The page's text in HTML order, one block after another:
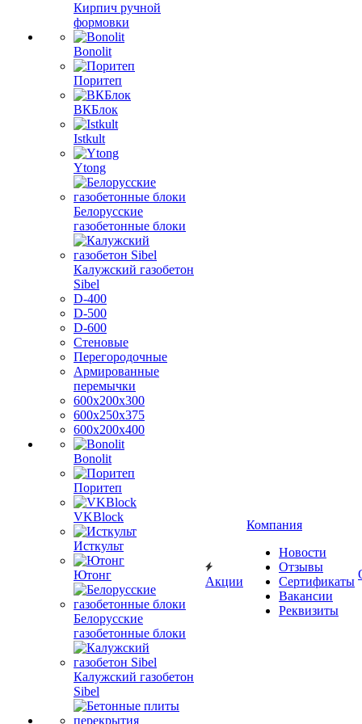
Кирпич ручной
формовки
Bonolit
Поритеп
ВКБлок
Istkult
Ytong
Белорусские
газобетонные блоки
Калужский газобетон
Sibel
D-400
D-500
D-600
Стеновые
Перегородочные
Армированные
перемычки
600х200х300
600х250х375
600х200х400
Bonolit
Поритеп
VKBlock
Исткульт
Ютонг
Белорусские
газобетонные блоки
Калужский газобетон
Sibel
Акции
Компания
Новости
Отзывы
Сертификаты
Вакансии
Реквизиты